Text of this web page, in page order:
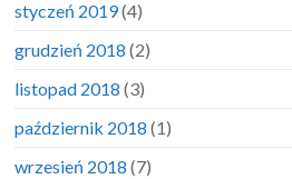
styczeń 2019(4)
grudzień 2018 (2)
listopad 2018 (3)
październik 2018 (1)
wrzesień 2018 (7)